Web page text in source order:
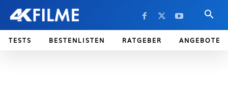
TESTS BESTENLISTEN RATGEBER ANGEBOTE